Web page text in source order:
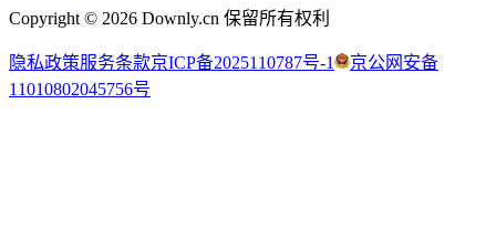
Copyright © 2026 Downly.cn 保留所有权利
隐私政策服务条款京ICP备2025110787号-1
京公网安备
11010802045756号